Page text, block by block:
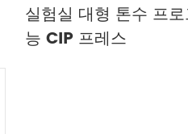
실험실 대형 톤수 프
능 CIP 프레스